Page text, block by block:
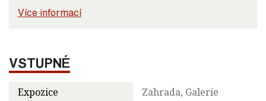
Více informací
VSTUPNÉ
Expozice Zahrada, Galerie